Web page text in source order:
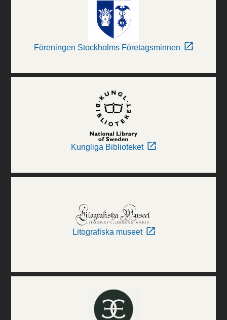
Föreningen Stockholms Företagsminnen
Kungliga Biblioteket
Litografiska museet